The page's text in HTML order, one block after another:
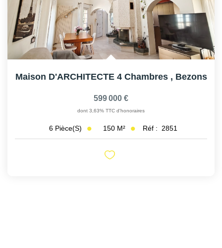
CONTACT
Maison D'ARCHITECTE 4 Chambres , Bezons
599 000 €
dont 3,63% TTC d'honoraires
6 Pièce(s) 150 M² Réf : 2851